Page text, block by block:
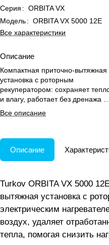
Серия : ORBITA VX
Модель: ORBITA VX 5000 12E
Все характеристики
Описание
Компактная приточно-вытяжная
установка с роторным
рекуператором: сохраняет
и влагу, работает без дренажа и
подходит для офисов и кафе.
Все описание
Описание
Turkov ORBITA VX 5000
вытяжная установка с
электрическим
воздух, удаляет
тепла, помогая снизить